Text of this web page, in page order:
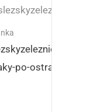
po-ostravsko-